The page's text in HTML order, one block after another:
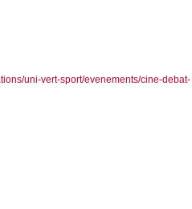
uni-vert-sport/evenements/cine-debat-